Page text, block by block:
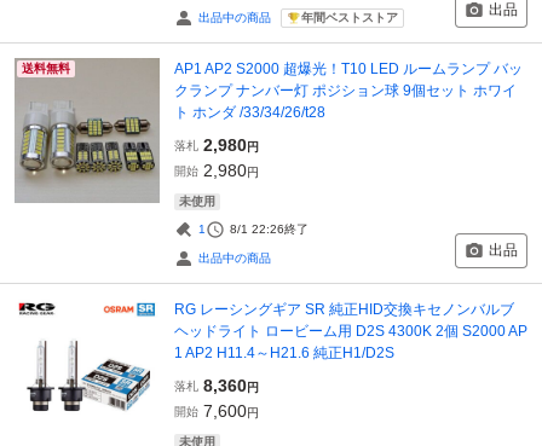
出品中の商品 年間ベストストア 出品
送料無料
AP1 AP2 S2000 超爆光！T10 LED ルームランプ バッ
クランプ ナンバー灯 ポジション球 9個セット ホワイ
ト ホンダ /33/34/26/t28
落札 2,980円
開始 2,980円
未使用
1 8/1 22:26終了
出品中の商品 出品
RG レーシングギア SR 純正HID交換キセノンバルブ
ヘッドライト ロービーム用 D2S 4300K 2個 S2000 AP
1 AP2 H11.4～H21.6 純正H1/D2S
落札 8,360円
開始 7,600円
未使用